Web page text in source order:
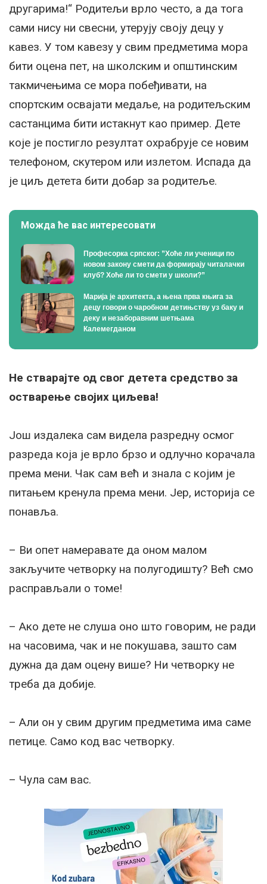
другарима!“ Родитељи врло често, а да тога
сами нису ни свесни, утерују своју децу у
кавез. У том кавезу у свим предметима мора
бити оцена пет, на школским и општинским
такмичењима се мора побеђивати, на
спортским освајати медаље, на родитељским
састанцима бити истакнут као пример. Дете
које је постигло резултат охрабрује се новим
телефоном, скутером или излетом. Испада да
је циљ детета бити добар за родитеље.
Можда ће вас интересовати
Професорка српског: ”Хоће ли ученици по
новом закону смети да формирају читалачки
клуб? Хоће ли то смети у школи?”
Марија је архитекта, а њена прва књига за
децу говори о чаробном детињству уз баку и
деку и незаборавним шетњама
Калемегданом
Не стварајте од свог детета средство за
остварење својих циљева!
Још издалека сам видела разредну осмог
разреда која је врло брзо и одлучно корачала
према мени. Чак сам већ и знала с којим је
питањем кренула према мени. Јер, историја се
понавља.
– Ви опет намеравате да оном малом
закључите четворку на полугодишту? Већ смо
расправљали о томе!
– Ако дете не слуша оно што говорим, не ради
на часовима, чак и не покушава, зашто сам
дужна да дам оцену више? Ни четворку не
треба да добије.
– Али он у свим другим предметима има саме
петице. Само код вас четворку.
– Чула сам вас.